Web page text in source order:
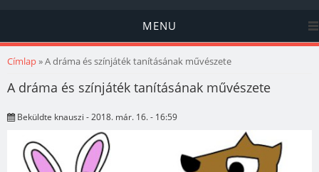
MENU
Jelenlegi hely
Címlap» A dráma és színjáték tanításának művészete
A dráma és színjáték tanításának művészete
Beküldte knauszi - 2018. már. 16. - 16:59